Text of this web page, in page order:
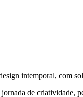
intemporal, com
de criatividade,